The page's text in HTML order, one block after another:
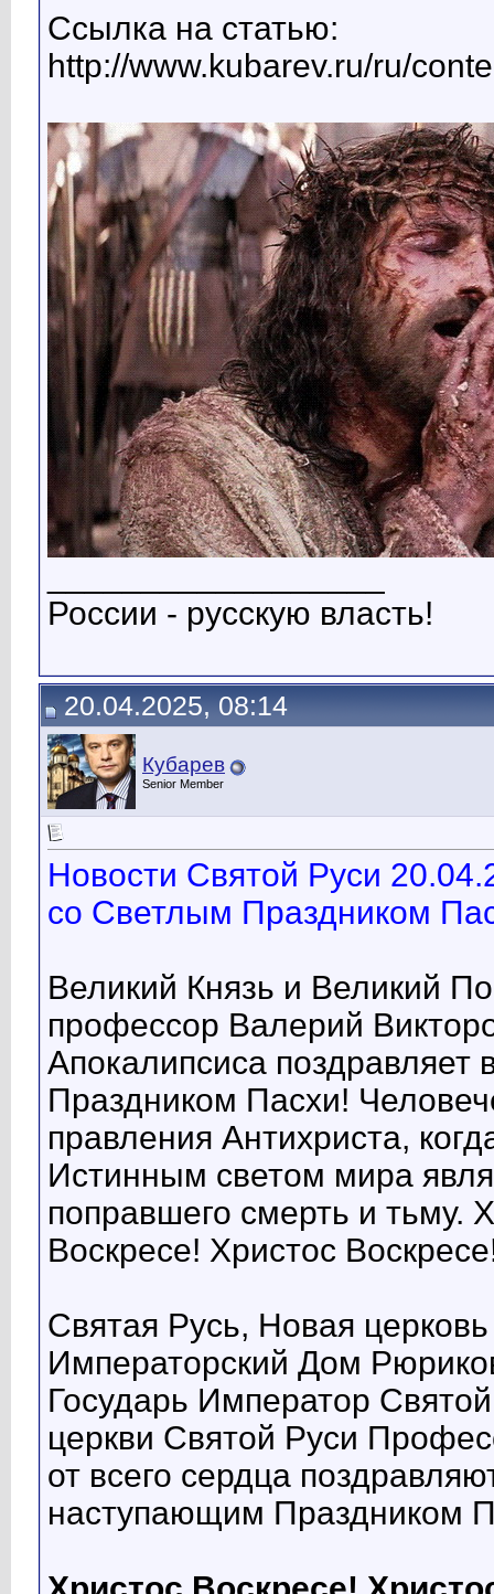
Ссылка на статью:
http://www.kubarev.ru/ru/
России - русскую власть!
20.04.2025, 08:14
Кубарев
Senior Member
Новости Святой Руси
со Светлым Праздником
Великий Князь и Великий
профессор Валерий
Апокалипсиса поздравляет
Праздником Пасхи!
правления Антихриста,
Истинным светом мира
поправшего смерть и тьму.
Воскресе! Христос
Святая Русь, Новая
Императорский Дом
Государь Император
церкви Святой Руси
от всего сердца
наступающим Праздником